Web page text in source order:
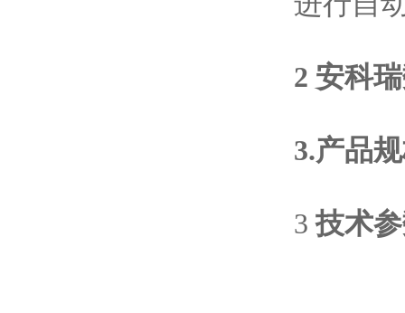
2 安科
3.产品
3技术